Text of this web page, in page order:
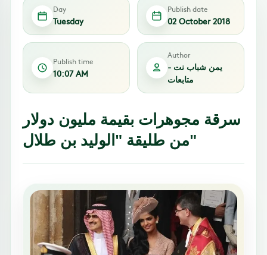
Day
Tuesday
Publish date
02 October 2018
Publish time
10:07 AM
Author
يمن شباب نت -
متابعات
سرقة مجوهرات بقيمة مليون دولار
من طليقة "الوليد بن طلال"